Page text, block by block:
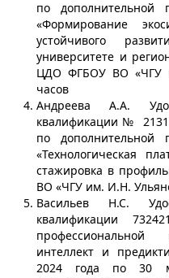
по дополнительной
«Формирование
устойчивого
университете и
ЦДО ФГБОУ ВО «ЧГУ
часов
Андреева А.А.
квалификации №
по дополнительной
«Технологическая
стажировка в
ВО «ЧГУ им. И.Н.
Васильев Н.С.
квалификации
профессиональной
интеллект и
2024 года по 30